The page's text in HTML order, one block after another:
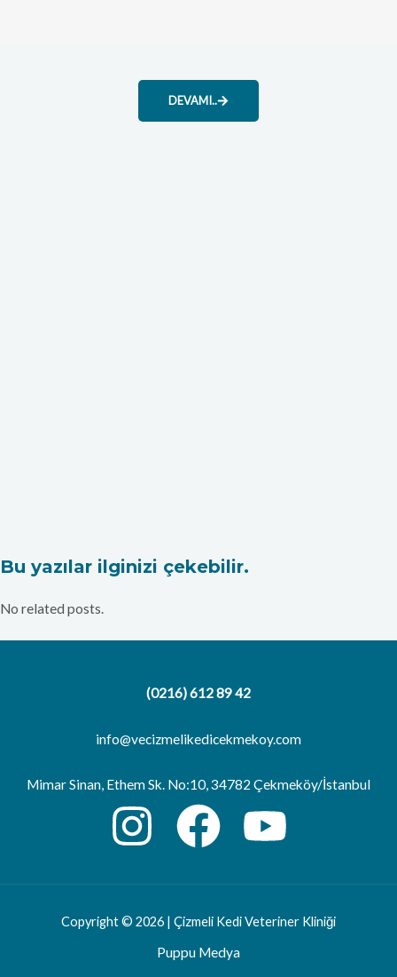
DEVAMI..
Bu yazılar ilginizi çekebilir.
No related posts.
(0216) 612 89 42
info@vecizmelikedicekmekoy.com
Mimar Sinan, Ethem Sk. No:10, 34782 Çekmeköy/İstanbul
Copyright © 2026 | Çizmeli Kedi Veteriner Kliniği
Puppu Medya